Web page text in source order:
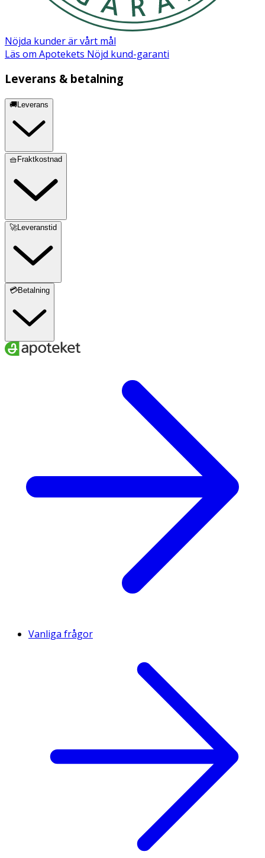
Nöjda kunder är vårt mål
Läs om Apotekets Nöjd kund-garanti
Leverans & betalning
🚚Leverans
🧺Fraktkostnad
🚀Leveranstid
💳Betalning
Vanliga frågor